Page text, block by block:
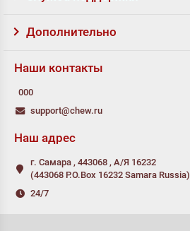
Дополнительно
Наши контакты
000
support@chew.ru
Наш адрес
г. Самара , 443068 , А/Я 16232
(443068 P.O.Box 16232 Samara Russia)
24/7